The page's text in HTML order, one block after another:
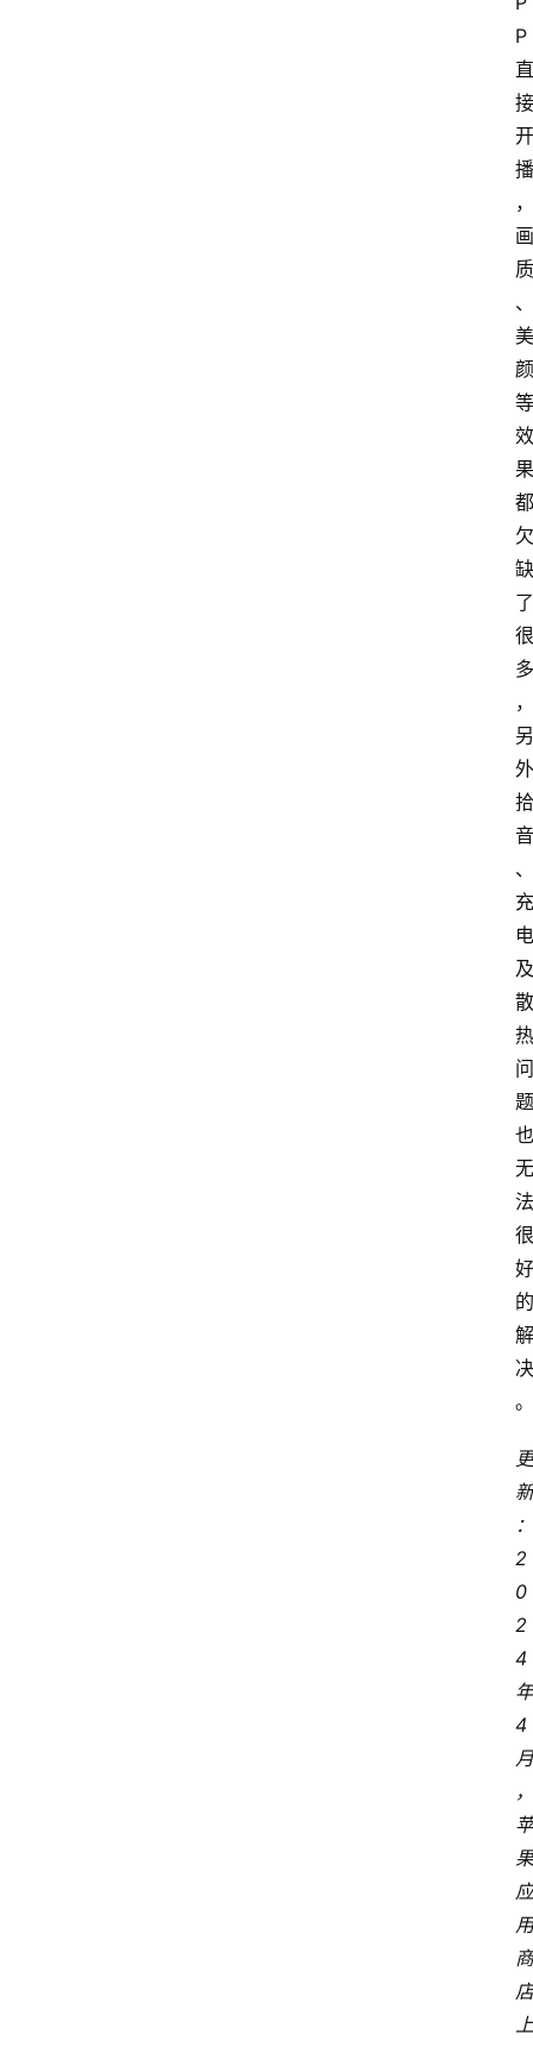
P
直
接
开
播
，
画
质
、
美
颜
等
效
果
都
欠
缺
了
很
多
，
另
外
拾
音
、
充
电
及
散
热
问
题
也
无
法
很
好
的
解
决
。
更
新
：
2
0
2
4
年
4
月
，
苹
果
应
用
商
店
上